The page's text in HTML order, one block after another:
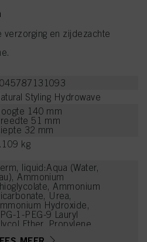
en zijdezachte
Styling Hydrowave
140 mm
51 mm
32 mm
kg
liquid:Aqua (Water,
Ammonium
Ammonium
Urea,
Hydroxide,
1-PEG-9 Lauryl
Ether, Propylene